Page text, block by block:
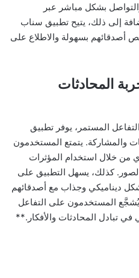
بشكل مباشر عبر
إلى ذلك، يتيح تطبيق سناب
بسهولة والاطلاع على
المحادثات
المستمر، يوفر تطبيق
والمشاركة. يتمتع المستخدمون
من خلال استخدام المؤثرات
الصور. كذلك، يسهل التطبيق على
ديناميكي وجذاب مع أصدقائهم
المستخدمون على التفاعل
في تبادل المحادثات والأفكار.**